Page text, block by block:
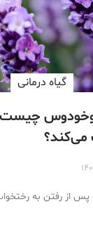
گیاه درمانی
می‌کند؟
از رفتن به